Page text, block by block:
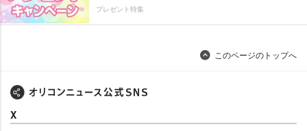
プレゼント特集
このページのトップへ
X